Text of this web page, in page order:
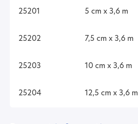
25201 5 cm x 3,6 m
25202 7,5 cm x 3,6 m
25203 10 cm x 3,6 m
25204 12,5 cm x 3,6 m